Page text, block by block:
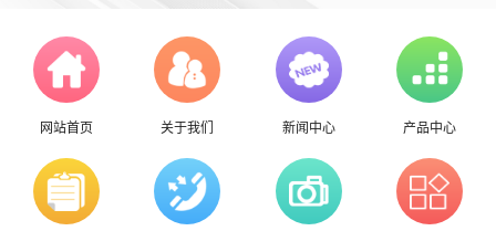
网站首页 关于我们 新闻中心 产品中心